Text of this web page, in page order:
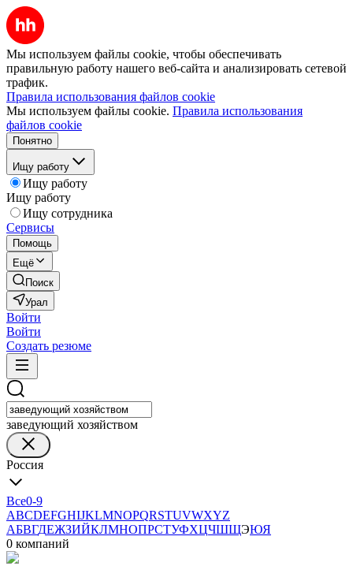
Мы используем файлы cookie, чтобы обеспечивать
правильную работу нашего веб-сайта и анализировать сетевой
трафик.
Правила использования файлов cookie
Мы используем файлы cookie. Правила использования
файлов cookie
Понятно
Ищу работу
Ищу работу
Ищу работу
Ищу сотрудника
Сервисы
Помощь
Ещё
Поиск
Урал
Войти
Войти
Создать резюме
заведующий хозяйством
Россия
Все0-9
ABCDEFGHIJKLMNOPQRSTUVWXYZ
АБВГДЕЖЗИЙКЛМНОПРСТУФХЦЧШЩЭЮЯ
0 компаний